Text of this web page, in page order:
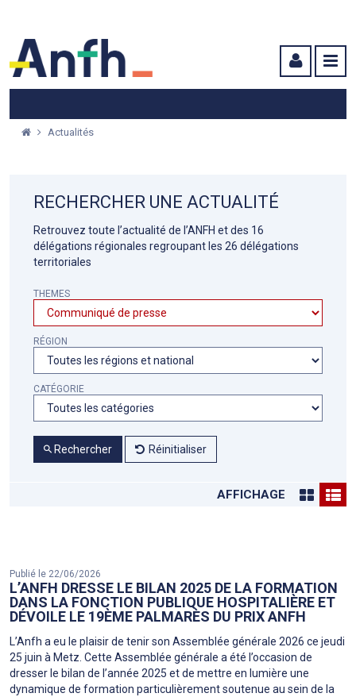
Actualités
RECHERCHER UNE ACTUALITÉ
Retrouvez toute l’actualité de l’ANFH et des 16
délégations régionales regroupant les 26 délégations
territoriales
THEMES
RÉGION
CATÉGORIE
Rechercher Réinitialiser
AFFICHAGE
Publié le 22/06/2026
L’ANFH DRESSE LE BILAN 2025 DE LA FORMATION
DANS LA FONCTION PUBLIQUE HOSPITALIÈRE ET
DÉVOILE LE 19ÈME PALMARÈS DU PRIX ANFH
L’Anfh a eu le plaisir de tenir son Assemblée générale 2026 ce jeudi
25 juin à Metz. Cette Assemblée générale a été l’occasion de
dresser le bilan de l’année 2025 et de mettre en lumière une
dynamique de formation particulièrement soutenue au sein de la